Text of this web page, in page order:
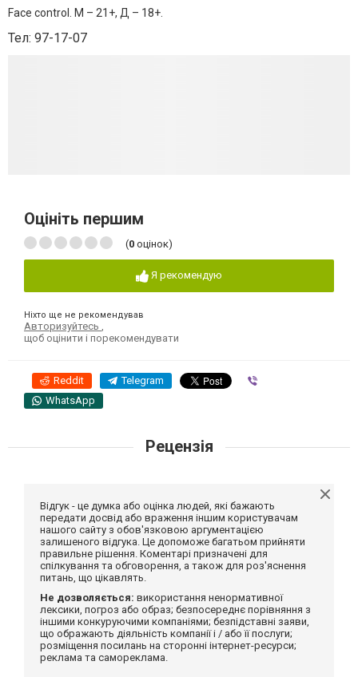
Face control. М – 21+, Д – 18+.
Тел: 97-17-07
Оцініть першим
(0 оцінок)
Я рекомендую
Ніхто ще не рекомендував
Авторизуйтесь
щоб оцінити і порекомендувати
Reddit Telegram
WhatsApp
Рецензія
Відгук - це думка або оцінка людей, які бажають
передати досвід або враження іншим користувачам
нашого сайту з обов'язковою аргументацією
залишеного відгука. Це допоможе багатьом прийняти
правильне рішення. Коментарі призначені для
спілкування та обговорення, а також для роз'яснення
питань, що цікавлять.
Не дозволяється: використання ненормативної
лексики, погроз або образ; безпосереднє порівняння з
іншими конкуруючими компаніями; безпідставні заяви,
що ображають діяльність компанії і / або її послуги;
розміщення посилань на сторонні інтернет-ресурси;
реклама та самореклама.